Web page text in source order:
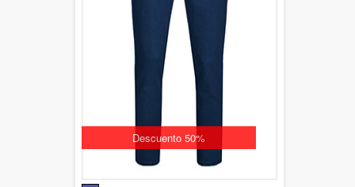
Descuento 50%